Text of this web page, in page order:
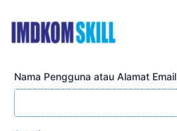
konten
Nama Pengguna atau Alamat Email